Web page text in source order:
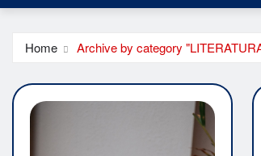
Home Archive by category